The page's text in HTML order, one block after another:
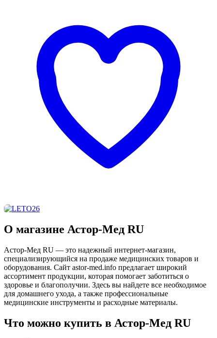
О магазине Астор-Мед RU
Астор-Мед RU — это надежный интернет-магазин,
специализирующийся на продаже медицинских товаров и
оборудования. Сайт astor-med.info предлагает широкий
ассортимент продукции, которая помогает заботиться о
здоровье и благополучии. Здесь вы найдете все необходимое
для домашнего ухода, а также профессиональные
медицинские инструменты и расходные материалы.
Что можно купить в Астор-Мед RU